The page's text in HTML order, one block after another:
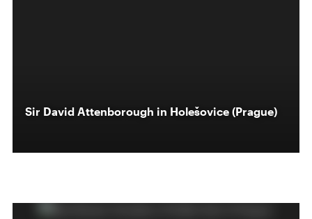
Sir David Attenborough in Holešovice (Prague)